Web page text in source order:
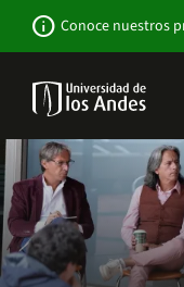
contenido
info Conoce nuestros
-